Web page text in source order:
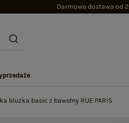
Darmowa dostawa od
bluzka basic z bawełny RUE PARIS